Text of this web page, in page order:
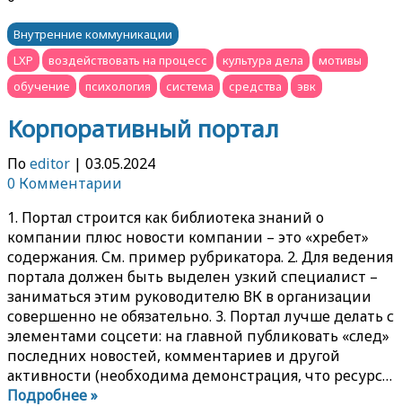
Внутренние коммуникации
LXP
воздействовать на процесс культура дела
мотивы
обучение
психология система средства эвк
Корпоративный портал
Поeditor | 03.05.2024
0 Комментарии
1. Портал строится как библиотека знаний о
компании плюс новости компании – это «хребет»
содержания. См. пример рубрикатора. 2. Для ведения
портала должен быть выделен узкий специалист –
заниматься этим руководителю ВК в организации
совершенно не обязательно. 3. Портал лучше делать с
элементами соцсети: на главной публиковать «след»
последних новостей, комментариев и другой
активности (необходима демонстрация, что ресурс…
Подробнее »